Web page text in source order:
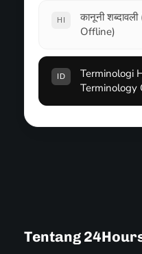
HI
कानूनी
Offline)
ID
Terminologi
Terminology
Tentang